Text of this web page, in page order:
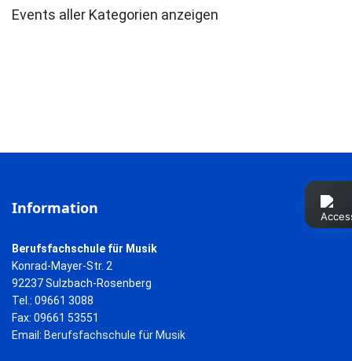
Events aller Kategorien anzeigen
Information
Berufsfachschule für Musik
Konrad-Mayer-Str. 2
92237 Sulzbach-Rosenberg
Tel.: 09661 3088
Fax: 09661 53551
Email: Berufsfachschule für Musik